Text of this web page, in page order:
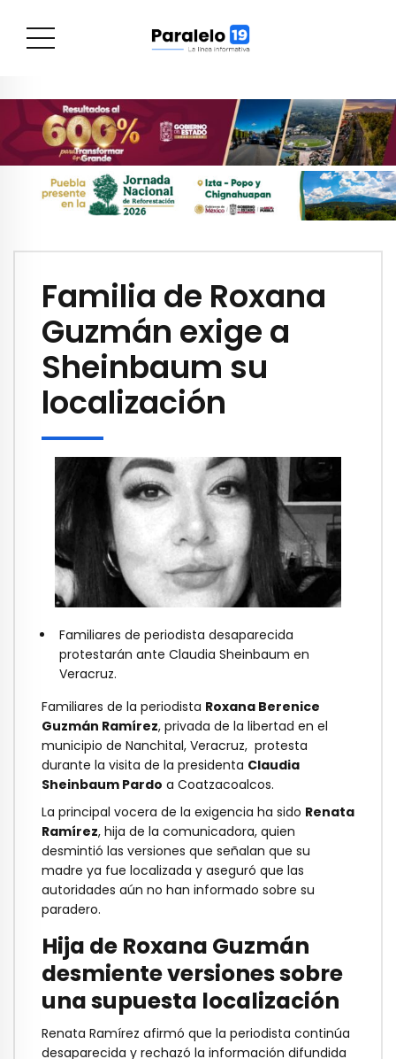
Familia de Roxana
Guzmán exige a
Sheinbaum su
localización
Familiares de periodista desaparecida
protestarán ante Claudia Sheinbaum en
Veracruz.
Familiares de la periodista Roxana Berenice
Guzmán Ramírez, privada de la libertad en el
municipio de Nanchital, Veracruz, protesta
durante la visita de la presidenta Claudia
Sheinbaum Pardo a Coatzacoalcos.
La principal vocera de la exigencia ha sido Renata
Ramírez, hija de la comunicadora, quien
desmintió las versiones que señalan que su
madre ya fue localizada y aseguró que las
autoridades aún no han informado sobre su
paradero.
Hija de Roxana Guzmán
desmiente versiones sobre
una supuesta localización
Renata Ramírez afirmó que la periodista continúa
desaparecida y rechazó la información difundida